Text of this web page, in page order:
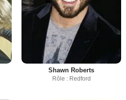
Shawn Roberts
Rôle : Redford